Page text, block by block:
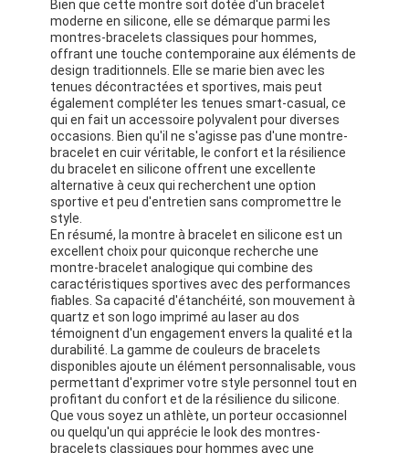
À propos de nous
Visite de l'usine
Contrôle de qualité
Contactez-nous
Nouvelles
Les affaires
Le blog
Montre-bracelet de quartz
Montres à quartz à sangles en cuir
Montres à sangle en acier inoxydable
Bien que cette montre soit dotée d'un bracelet
moderne en silicone, elle se démarque parmi les
montres-bracelets classiques pour hommes,
offrant une touche contemporaine aux éléments de
design traditionnels. Elle se marie bien avec les
tenues décontractées et sportives, mais peut
également compléter les tenues smart-casual, ce
qui en fait un accessoire polyvalent pour diverses
occasions. Bien qu'il ne s'agisse pas d'une montre-
bracelet en cuir véritable, le confort et la résilience
du bracelet en silicone offrent une excellente
alternative à ceux qui recherchent une option
sportive et peu d'entretien sans compromettre le
style.
En résumé, la montre à bracelet en silicone est un
excellent choix pour quiconque recherche une
montre-bracelet analogique qui combine des
caractéristiques sportives avec des performances
fiables. Sa capacité d'étanchéité, son mouvement à
quartz et son logo imprimé au laser au dos
témoignent d'un engagement envers la qualité et la
durabilité. La gamme de couleurs de bracelets
disponibles ajoute un élément personnalisable, vous
permettant d'exprimer votre style personnel tout en
profitant du confort et de la résilience du silicone.
Que vous soyez un athlète, un porteur occasionnel
ou quelqu'un qui apprécie le look des montres-
bracelets classiques pour hommes avec une